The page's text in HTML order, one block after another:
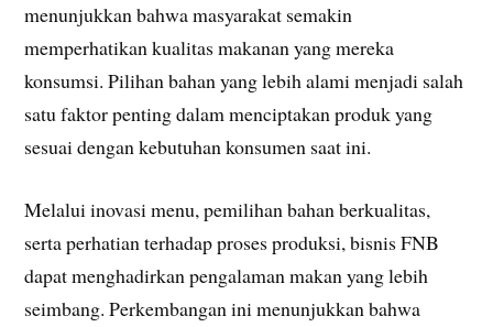
menunjukkan bahwa masyarakat semakin
memperhatikan kualitas makanan yang mereka
konsumsi. Pilihan bahan yang lebih alami menjadi salah
satu faktor penting dalam menciptakan produk yang
sesuai dengan kebutuhan konsumen saat ini.
Melalui inovasi menu, pemilihan bahan berkualitas,
serta perhatian terhadap proses produksi, bisnis FNB
dapat menghadirkan pengalaman makan yang lebih
seimbang. Perkembangan ini menunjukkan bahwa